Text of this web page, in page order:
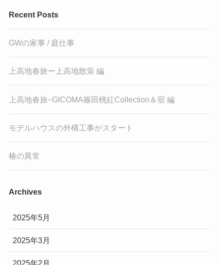
Recent Posts
GWの家事 / 庭仕事
上高地春旅ー上高地散策 編
上高地春旅−GICOMA篠田桃紅Collection＆宿 編
モデルハウスの外構工事がスタート
椿の異常
Archives
2025年5月
2025年3月
2025年2月